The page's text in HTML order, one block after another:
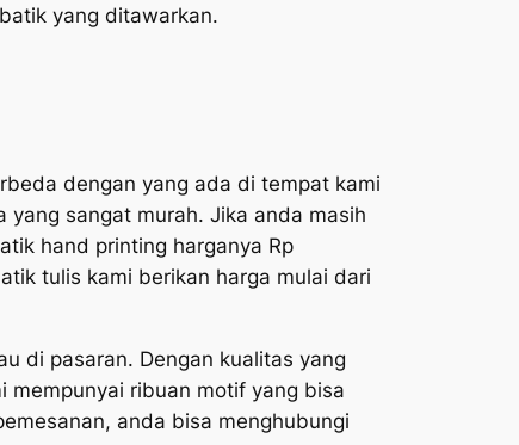
yang ditawarkan.
dengan yang ada di tempat kami
yang sangat murah. Jika anda masih
hand printing harganya Rp
tulis kami berikan harga mulai dari
di pasaran. Dengan kualitas yang
mempunyai ribuan motif yang bisa
anda bisa menghubungi